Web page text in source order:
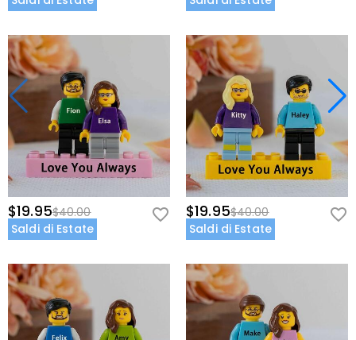
$19.95$40.00
Saldi di Estate
$19.95$40.00
Saldi di Estate